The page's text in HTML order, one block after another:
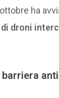
ha
di droni